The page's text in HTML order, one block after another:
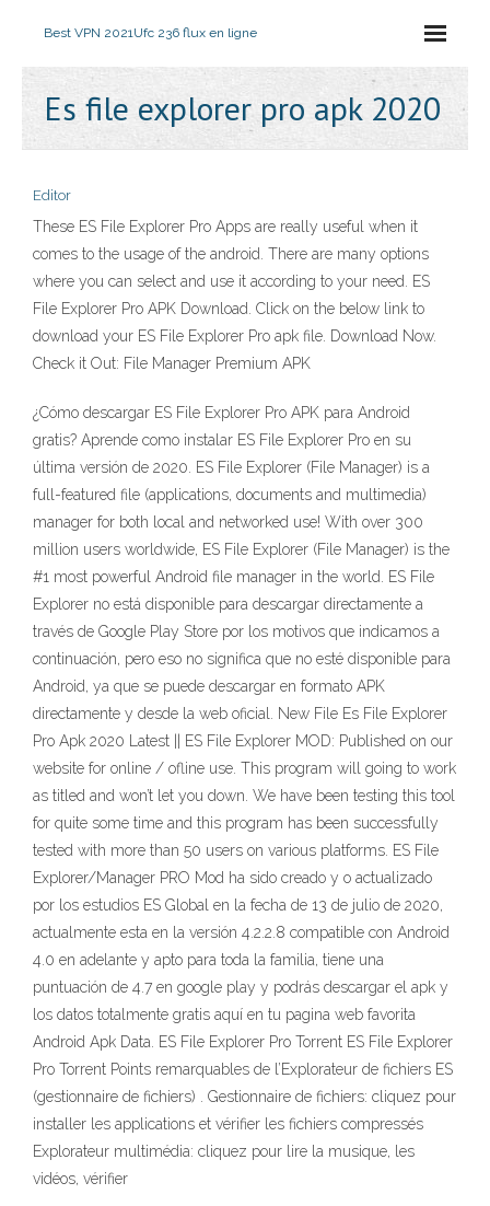
Best VPN 2021Ufc 236 flux en ligne
Es file explorer pro apk 2020
Editor
These ES File Explorer Pro Apps are really useful when it
comes to the usage of the android. There are many options
where you can select and use it according to your need. ES
File Explorer Pro APK Download. Click on the below link to
download your ES File Explorer Pro apk file. Download Now.
Check it Out: File Manager Premium APK
¿Cómo descargar ES File Explorer Pro APK para Android
gratis? Aprende como instalar ES File Explorer Pro en su
última versión de 2020. ES File Explorer (File Manager) is a
full-featured file (applications, documents and multimedia)
manager for both local and networked use! With over 300
million users worldwide, ES File Explorer (File Manager) is the
#1 most powerful Android file manager in the world. ES File
Explorer no está disponible para descargar directamente a
través de Google Play Store por los motivos que indicamos a
continuación, pero eso no significa que no esté disponible para
Android, ya que se puede descargar en formato APK
directamente y desde la web oficial. New File Es File Explorer
Pro Apk 2020 Latest || ES File Explorer MOD: Published on our
website for online / ofline use. This program will going to work
as titled and won’t let you down. We have been testing this tool
for quite some time and this program has been successfully
tested with more than 50 users on various platforms. ES File
Explorer/Manager PRO Mod ha sido creado y o actualizado
por los estudios ES Global en la fecha de 13 de julio de 2020,
actualmente esta en la versión 4.2.2.8 compatible con Android
4.0 en adelante y apto para toda la familia, tiene una
puntuación de 4.7 en google play y podrás descargar el apk y
los datos totalmente gratis aquí en tu pagina web favorita
Android Apk Data. ES File Explorer Pro Torrent ES File Explorer
Pro Torrent Points remarquables de l’Explorateur de fichiers ES
(gestionnaire de fichiers) . Gestionnaire de fichiers: cliquez pour
installer les applications et vérifier les fichiers compressés
Explorateur multimédia: cliquez pour lire la musique, les
vidéos, vérifier